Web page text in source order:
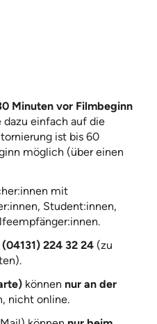
Minuten vor Filmbeginn
einfach auf die
ist bis 60
möglich (über einen
mit
Student:innen,
224 32 24 (zu
können nur an der
nicht online.